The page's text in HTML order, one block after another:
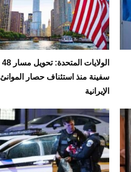
الولايات المتحدة: تحويل مسار 48
سفينة منذ استئناف حصار الموانئ
الإيرانية